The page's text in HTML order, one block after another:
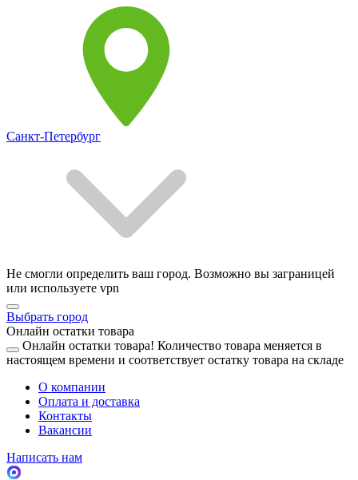
Санкт-Петербург
Не смогли определить ваш город. Возможно вы заграницей
или используете vpn
Выбрать город
Онлайн остатки товара
Онлайн остатки товара! Количество товара меняется в
настоящем времени и соответствует остатку товара на складе
О компании
Оплата и доставка
Контакты
Вакансии
Написать нам